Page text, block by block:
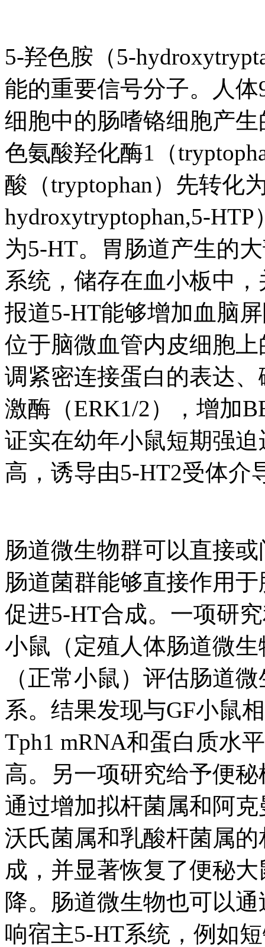
5-羟色胺（5-
能的重要信号分子。人
细胞中的肠嗜铬细胞产
色氨酸羟化酶1（
酸（tryptophan）先转化
hydroxytryptophan,5-
为5-HT。胃肠道产生的
系统，储存在血小板中
报道5-HT能够增加血脑
位于脑微血管内皮细胞
调紧密连接蛋白的表达
激酶（ERK1/2），增加
证实在幼年小鼠短期强
高，诱导由5-HT2受体介
肠道微生物群可以直接
肠道菌群能够直接作用
促进5-HT合成。一项研
小鼠（定殖人体肠道微
（正常小鼠）评估肠道
系。结果发现与GF小鼠
Tph1 mRNA和蛋白质水
高。另一项研究给予便
通过增加拟杆菌属和阿
沃氏菌属和乳酸杆菌属
成，并显著恢复了便秘
降。肠道微生物也可以
响宿主5-HT系统，例如